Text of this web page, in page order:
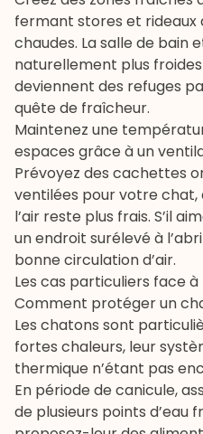
fermant stores et rideaux
chaudes. La salle de bain
naturellement plus
deviennent des refuges
quête de fraîcheur.
Maintenez une
espaces grâce à un
Prévoyez des cachettes
ventilées pour votre chat,
l’air reste plus frais. S’il
un endroit surélevé à
bonne circulation d’air.
Les cas particuliers face
Comment protéger un
Les chatons sont
fortes chaleurs, leur
thermique n’étant pas
En période de canicule,
de plusieurs points d’eau